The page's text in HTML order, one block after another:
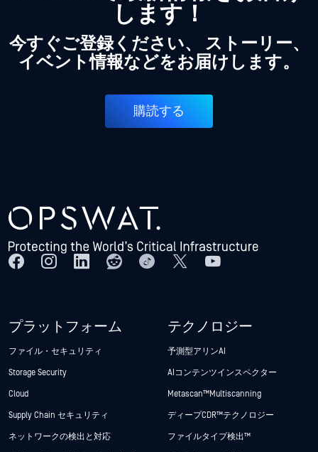
します！
今すぐご登録ください、 ストーリー、
イベント情報などをお届けします。
購読する
プラットフォーム
ファイル・セキュリティ
Storage Security
Cloud
Supply Chain セキュリティ
ネットワークの検出と対応
テクノロジー
予測型アリンAI
AIコンテンツインスペクター
Metascan™ Multiscanning
ディープCDR™テクノロジー
ファイルタイプ検出™